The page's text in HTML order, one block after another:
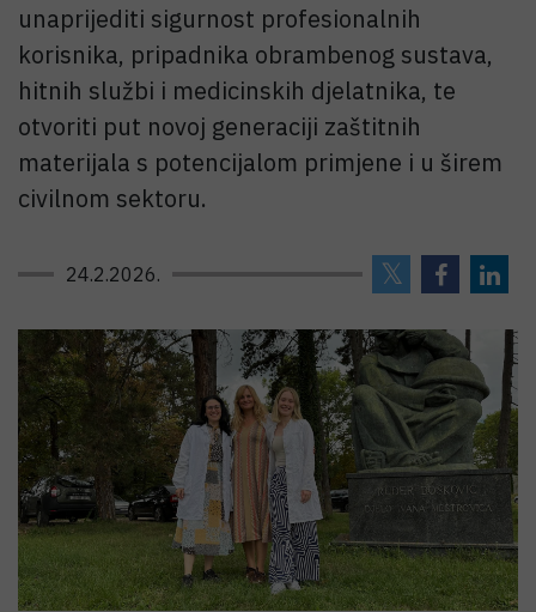
unaprijediti sigurnost profesionalnih
korisnika, pripadnika obrambenog sustava,
hitnih službi i medicinskih djelatnika, te
otvoriti put novoj generaciji zaštitnih
materijala s potencijalom primjene i u širem
civilnom sektoru.
24.2.2026.